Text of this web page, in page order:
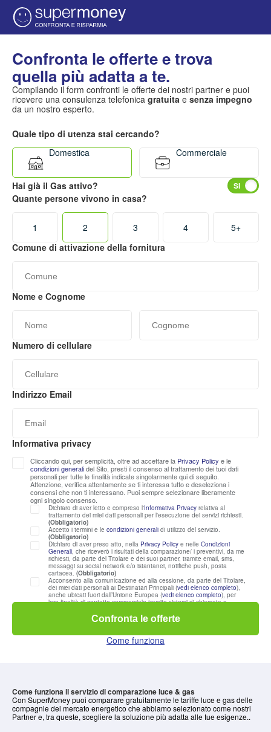
Confronta le offerte e trova
quella più adatta a te.
Compilando il form confronti le offerte dei nostri partner e puoi
ricevere una consulenza telefonica gratuita e senza impegno
da un nostro esperto.
Quale tipo di utenza stai cercando?
Domestica
Commerciale
Hai già il Gas attivo?
Quante persone vivono in casa?
1 2 3 4
5+
Comune di attivazione della fornitura
Nome e Cognome
Numero di cellulare
Indirizzo Email
Cliccando qui, per semplicità, oltre ad accettare la Privacy Policy e le
condizioni generalidel Sito, presti il consenso al trattamento dei tuoi dati
personali per tutte le finalità indicate singolarmente qui di seguito.
Attenzione, verifica attentamente se ti interessa tutto e deseleziona i
consensi che non ti interessano. Puoi sempre selezionare liberamente
ogni singolo consenso.
Dichiaro di aver letto e compreso l'Informativa Privacy relativa al
trattamento dei miei dati personali per l'esecuzione dei servizi richiesti.
(Obbligatorio)
Accetto i termini e le condizioni generali di utilizzo del servizio.
(Obbligatorio)
Dichiaro di aver preso atto, nella Privacy Policy e nelle Condizioni
Generali, che riceverò i risultati della comparazione/ i preventivi, da me
richiesti, da parte del Titolare e dei suoi partner, tramite email, sms,
messaggi su social network e/o istantanei, notifiche push, posta
cartacea. (Obbligatorio)
Acconsento alla comunicazione ed alla cessione, da parte del Titolare,
dei miei dati personali ai Destinatari Principali (vedi elenco completo),
anche ubicati fuori dall’Unione Europea (vedi elenco completo), per
loro finalità di contatto commerciale tramite sistemi di chiamata e
social network e/o istantanei, notifiche push, posta cartacea.
comunicazioni commerciali e/o promozionali da parte del Titolare
attraverso sistemi di chiamata e risposta automatizzati e/o con
monitoraggio su reti di comunicazione elettronica, nonché attraverso il
raffronto e l’integrazione con dati raccolti da terze parti. (Facoltativo)
Acconsento al trattamento dei miei dati personali per l'invio di
comunicazioni commerciali e/o promozionali di Terzi da parte del
Titolare attraverso sistemi di chiamata e risposta automatizzati e/o con
Confronta le offerte
Come funziona
Come funziona il servizio di comparazione luce & gas
Con SuperMoney puoi comparare gratuitamente le tariffe luce e gas delle
compagnie del mercato energetico che abbiamo selezionato come nostri
Partner e, tra queste, scegliere la soluzione più adatta alle tue esigenze..